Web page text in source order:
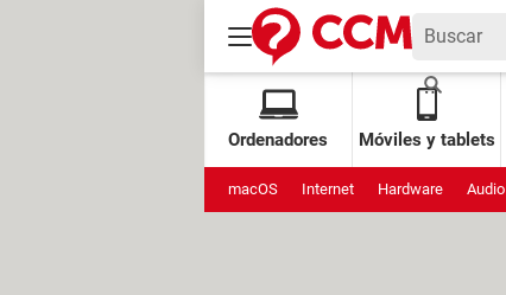
Ordenadores Móviles y tablets
macOS Internet Hardware Audio